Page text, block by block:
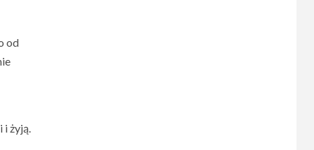
od
i żyją.